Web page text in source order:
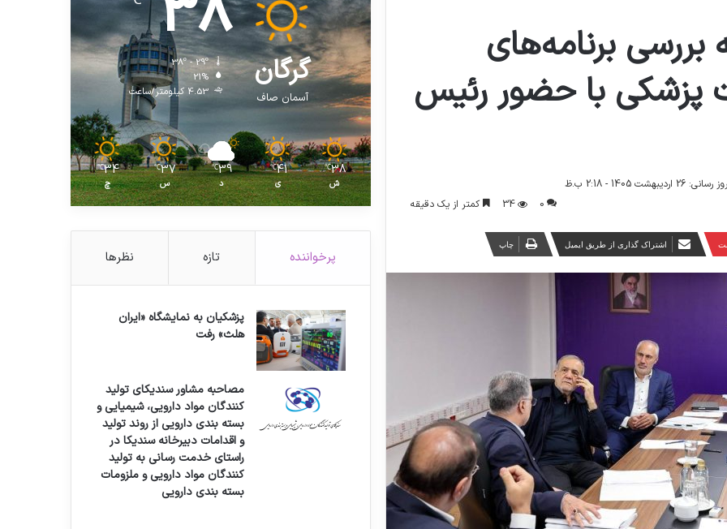
برنامه‌های
پزشکی با حضور رئیس
1405 - 2:18 ب.ظ
0
34 کمتر از یک دقیقه
اشتراک گذاری از طریق ایمیل چاپ
گرگان
آسمان صاف
38º - 29º
21%
4.53 کیلومتر/ساعت
38
℃
ش
41
℃
ی
39
℃
د
37
℃
س
34
℃
چ
پرخواننده تازه نظرها
پزشکیان به نمایشگاه «ایران
هلث» رفت
مصاحبه مشاور سندیکای تولید
کنندگان مواد دارویی، شیمیایی و
بسته بندی دارویی از روند تولید
و اقدامات دبیرخانه سندیکا در
راستای خدمت رسانی به تولید
کنندگان مواد دارویی و ملزومات
بسته بندی دارویی